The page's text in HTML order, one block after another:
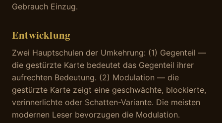
Gebrauch Einzug.
Entwicklung
Zwei Hauptschulen der Umkehrung: (1) Gegenteil —
die gestürzte Karte bedeutet das Gegenteil ihrer
aufrechten Bedeutung. (2) Modulation — die
gestürzte Karte zeigt eine geschwächte, blockierte,
verinnerlichte oder Schatten-Variante. Die meisten
modernen Leser bevorzugen die Modulation.